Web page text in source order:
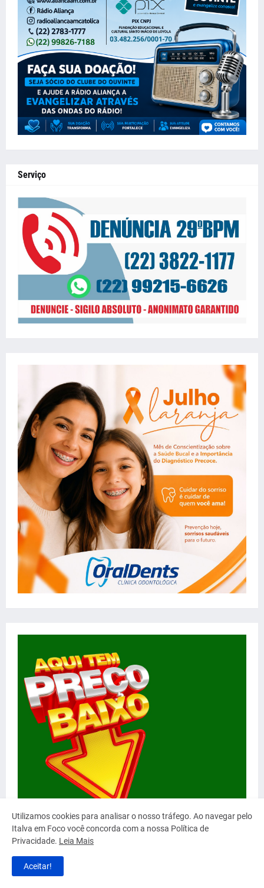
Serviço
Utilizamos cookies para analisar o nosso tráfego. Ao navegar pelo
Italva em Foco você concorda com a nossa Política de
Privacidade. Leia Mais
Aceitar!